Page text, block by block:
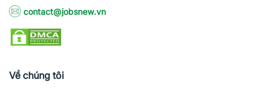
contact@jobsnew.vn
Về chúng tôi